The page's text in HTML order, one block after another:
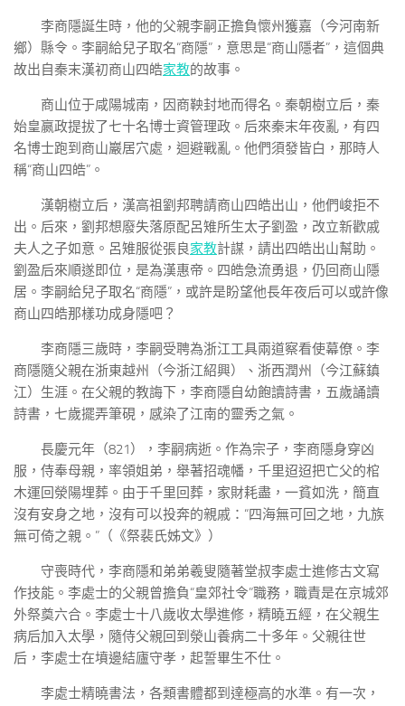
李商隱誕生時，他的父親李嗣正擔負懷州獲嘉（今河南新
鄉）縣令。李嗣給兒子取名“商隱”，意思是“商山隱者”，這個典
故出自秦末漢初商山四皓家教的故事。
商山位于咸陽城南，因商鞅封地而得名。秦朝樹立后，秦
始皇嬴政提拔了七十名博士資管理政。后來秦末年夜亂，有四
名博士跑到商山巖居穴處，迴避戰亂。他們須發皆白，那時人
稱“商山四皓”。
漢朝樹立后，漢高祖劉邦聘請商山四皓出山，他們峻拒不
出。后來，劉邦想廢失落原配呂雉所生太子劉盈，改立新歡戚
夫人之子如意。呂雉服從張良家教計謀，請出四皓出山幫助。
劉盈后來順遂即位，是為漢惠帝。四皓急流勇退，仍回商山隱
居。李嗣給兒子取名“商隱”，或許是盼望他長年夜后可以或許像
商山四皓那樣功成身隱吧？
李商隱三歲時，李嗣受聘為浙江工具兩道察看使幕僚。李
商隱隨父親在浙東越州（今浙江紹興）、浙西潤州（今江蘇鎮
江）生涯。在父親的教誨下，李商隱自幼飽讀詩書，五歲誦讀
詩書，七歲擺弄筆硯，感染了江南的靈秀之氣。
長慶元年（821），李嗣病逝。作為宗子，李商隱身穿凶
服，侍奉母親，率領姐弟，舉著招魂幡，千里迢迢把亡父的棺
木運回滎陽埋葬。由于千里回葬，家財耗盡，一貧如洗，簡直
沒有安身之地，沒有可以投奔的親戚：“四海無可回之地，九族
無可倚之親。”（《祭裴氏姊文》）
守喪時代，李商隱和弟弟羲叟隨著堂叔李處士進修古文寫
作技能。李處士的父親曾擔負“皇郊社令”職務，職責是在京城郊
外祭奠六合。李處士十八歲收太學進修，精曉五經，在父親生
病后加入太學，隨侍父親回到滎山養病二十多年。父親往世
后，李處士在墳邊結廬守孝，起誓畢生不仕。
李處士精曉書法，各類書體都到達極高的水準。有一次，